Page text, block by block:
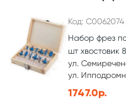
Код: С0062074
Набор фрез
шт хвостовик
ул.
ул.
1747.0р.